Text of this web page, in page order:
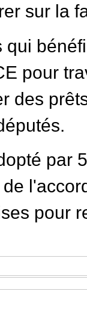
sur la
qui
pour
des
par
pour